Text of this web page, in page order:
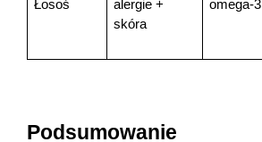
Łosoś
alergie +
skóra
omega-3
Podsumowanie